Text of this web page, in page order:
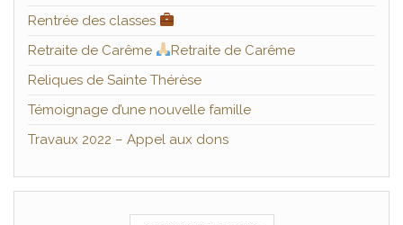
Rentrée des classes
Retraite de Carême
Retraite de Carême
Reliques de Sainte Thérèse
Témoignage d’une nouvelle famille
Travaux 2022 – Appel aux dons